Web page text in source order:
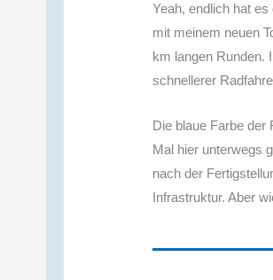
Yeah, endlich hat
mit meinem neuen
km langen Runden.
schnellerer
Die blaue Farbe der
Mal hier unterwegs
nach der
Infrastruktur. Aber